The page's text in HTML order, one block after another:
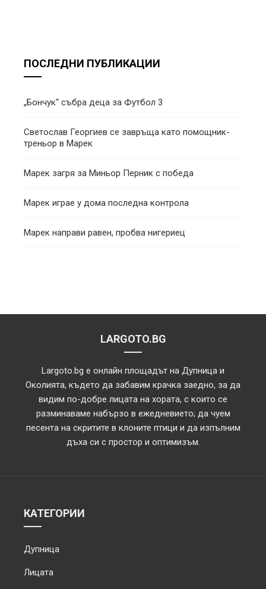
ПОСЛЕДНИ ПУБЛИКАЦИИ
„Бончук“ събра деца за Футбол 3
Светослав Георгиев се завръща като помощник-
треньор в Марек
Марек загря за Миньор Перник с победа
Марек играе у дома последна контрола
Марек направи равен, пробва нигериец
LARGOTO.BG
Largoto.bg е онлайн площадът на Дупница и
Околията, където да забавим крачка заедно, за да
видим по-добре лицата на хората, с които се
разминаваме набързо в ежедневието; да чуем
песента на скритите в клоните птици и да изпълним
дъха си с простор и оптимизъм.
КАТЕГОРИИ
Дупница
Лицата